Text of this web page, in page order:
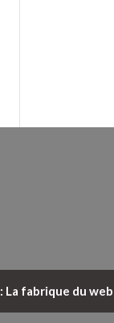
La fabrique du web